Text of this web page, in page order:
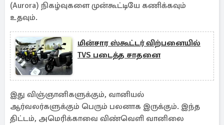
(Aurora) நிகழ்வுகளை முன்கூட்டியே கணிக்கவும்
உதவும்.
மின்சார ஸ்கூட்டர் விற்பனையில்
TVS படைத்த சாதனை
இது விஞ்ஞானிகளுக்கும், வானியல்
ஆர்வலர்களுக்கும் பெரும் பலனாக இருக்கும். இந்த
திட்டம், அமெரிக்காவை விண்வெளி வானிலை